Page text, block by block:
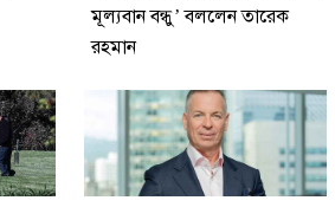
মূল্যবান বন্ধু’ বললেন তারেক
রহমান